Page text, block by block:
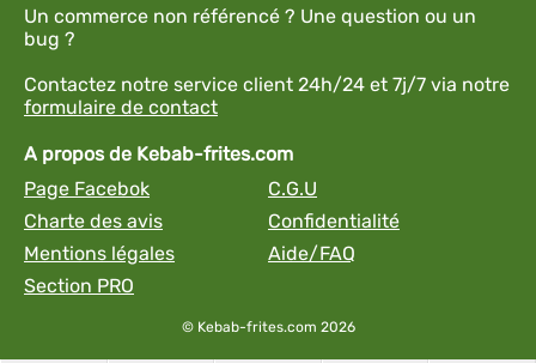
Un commerce non référencé ? Une question ou un
bug ?
Contactez notre service client 24h/24 et 7j/7 via notre
formulaire de contact
A propos de Kebab-frites.com
Page Facebok
C.G.U
Charte des avis
Confidentialité
Mentions légales
Aide/FAQ
Section PRO
© Kebab-frites.com 2026